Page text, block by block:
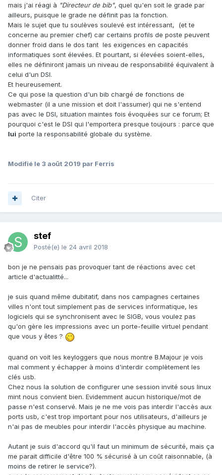
mais j'ai réagi à "Directeur de bib", quel qu'en soit le grade par
ailleurs, puisque le grade ne définit pas la fonction.
Mais le sujet que tu soulèves soulevé est intéressant, (et te
concerne au premier chef) car certains profils de poste peuvent
donner froid dans le dos tant les exigences en capacités
informatiques sont élevées. Et pourtant, si élevées soient-elles,
elles ne définiront jamais un niveau de responsabilité équivalent à
celui d'un DSI.
Et heureusement.
Ce qui pose la question d'un bib chargé de fonctions de
webmaster (il a une mission et doit l'assumer) qui ne s'entend
pas avec le DSI, situation maintes fois évoquées sur ce forum; Et
pourquoi c'est le DSI qui l'emportera presque toujours : parce que
lui porte la responsabilité globale du système.
Modifié le 3 août 2019 par Ferris
Citer
stef
Posté(e) le 24 avril 2018
bon je ne pensais pas provoquer tant de réactions avec cet
article d'actualitté...
je suis quand même dubitatif, dans nos campagnes certaines
villes n'ont tout simplement pas de services informatique, les
logiciels qui se synchronisent avec le SIGB, vous voulez pas
qu'on gère les impressions avec un porte-feuille virtuel pendant
que vous y êtes ?
quand on voit les keyloggers que nous montre B.Majour je vois
mal comment y échapper à moins d'interdir complètement les
clés usb.
Chez nous la solution de configurer une session invité sous linux
mint nous convient bien. Evidemment aucun historique/mot de
passe n'est conservé. Mais je ne me vois pas interdir l'accès aux
ports usb, c'est trop important pour nos utilisateurs, d'ailleurs je
n'ai pas de meubles pour interdir l'accès physique au machine.
Autant je suis d'accord qu'il faut un minimum de sécurité, mais ça
me parait difficile d'être 100 % sécurisé à un coût raisonnable, (à
moins de retirer le service?).